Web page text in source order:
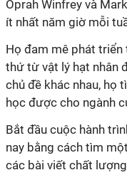
Oprah Winfrey và
ít nhất năm giờ mỗi
Họ đam mê phát triển
thứ từ vật lý hạt nhân
chủ đề khác nhau, họ
học được cho ngành
Bắt đầu cuộc hành
nay bằng cách tìm
các bài viết chất